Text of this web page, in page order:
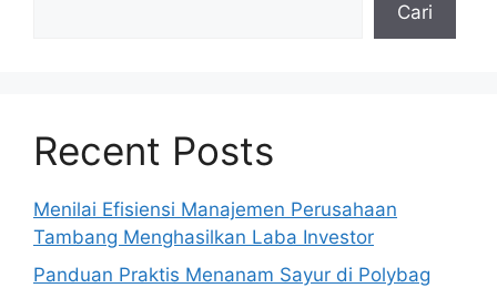
Cari
Recent Posts
Menilai Efisiensi Manajemen Perusahaan
Tambang Menghasilkan Laba Investor
Panduan Praktis Menanam Sayur di Polybag